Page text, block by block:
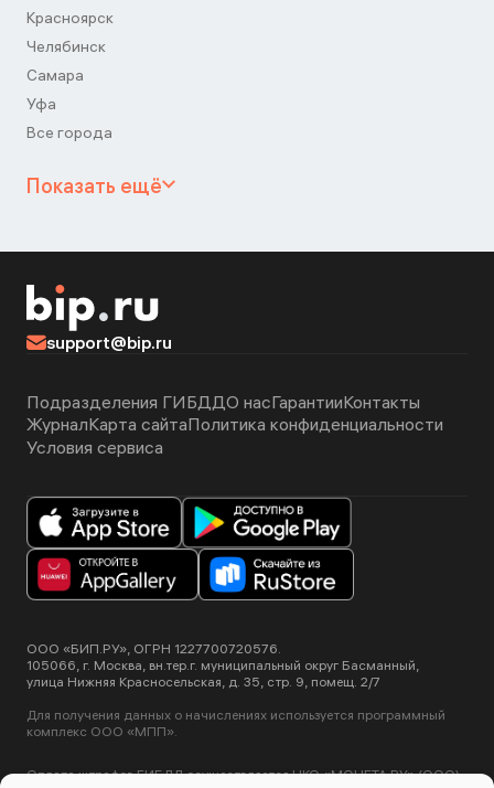
Красноярск
Челябинск
Самара
Уфа
Все города
Показать ещё
support@bip.ru
Подразделения ГИБДДО насГарантииКонтакты
ЖурналКарта сайтаПолитика конфиденциальности
Условия сервиса
ООО «БИП.РУ», ОГРН 1227700720576.
105066, г. Москва, вн.тер.г. муниципальный округ Басманный,
улица Нижняя Красносельская, д. 35, стр. 9, помещ. 2/7
Для получения данных о начислениях используется программный
комплекс ООО «МПП».
Оплата штрафов ГИБДД осуществляется НКО «МОНЕТА.РУ» (ООО).